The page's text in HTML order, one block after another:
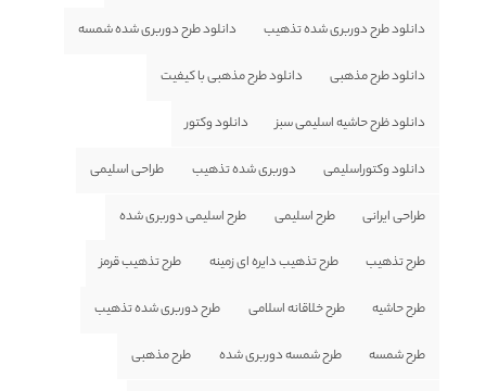
دانلود طرح دوربری شده تذهیب دانلود طرح دوربری شده شمسه
دانلود طرح مذهبی دانلود طرح مذهبی با کیفیت
دانلود ظرح حاشیه اسلیمی سبز دانلود وکتور
دانلود وکتوراسلیمی دوربری شده تذهیب طراحی اسلیمی
طراحی ایرانی طرح اسلیمی طرح اسلیمی دوربری شده
طرح تذهیب طرح تذهیب دایره ای زمینه طرح تذهیب قرمز
طرح حاشیه طرح خلاقانه اسلامی طرح دوربری شده تذهیب
طرح شمسه طرح شمسه دوربری شده طرح مذهبی